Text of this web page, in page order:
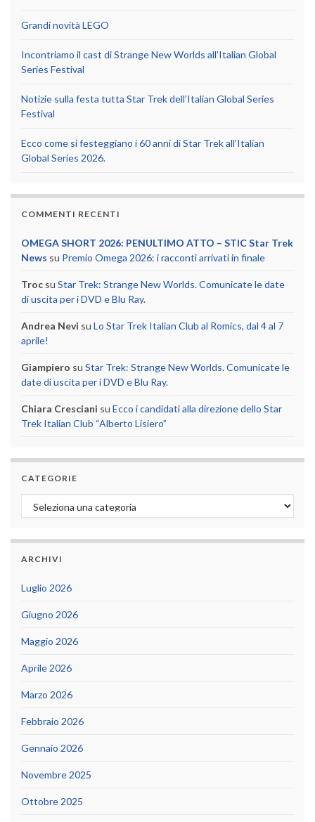
Grandi novità LEGO
Incontriamo il cast di Strange New Worlds all’Italian Global
Series Festival
Notizie sulla festa tutta Star Trek dell’Italian Global Series
Festival
Ecco come si festeggiano i 60 anni di Star Trek all’Italian
Global Series 2026.
COMMENTI RECENTI
OMEGA SHORT 2026: PENULTIMO ATTO – STIC Star Trek
News su Premio Omega 2026: i racconti arrivati in finale
Troc su Star Trek: Strange New Worlds. Comunicate le date
di uscita per i DVD e Blu Ray.
Andrea Nevi su Lo Star Trek Italian Club al Romics, dal 4 al 7
aprile!
Giampiero su Star Trek: Strange New Worlds. Comunicate le
date di uscita per i DVD e Blu Ray.
Chiara Cresciani su Ecco i candidati alla direzione dello Star
Trek Italian Club “Alberto Lisiero”
CATEGORIE
Categorie
ARCHIVI
Luglio 2026
Giugno 2026
Maggio 2026
Aprile 2026
Marzo 2026
Febbraio 2026
Gennaio 2026
Novembre 2025
Ottobre 2025